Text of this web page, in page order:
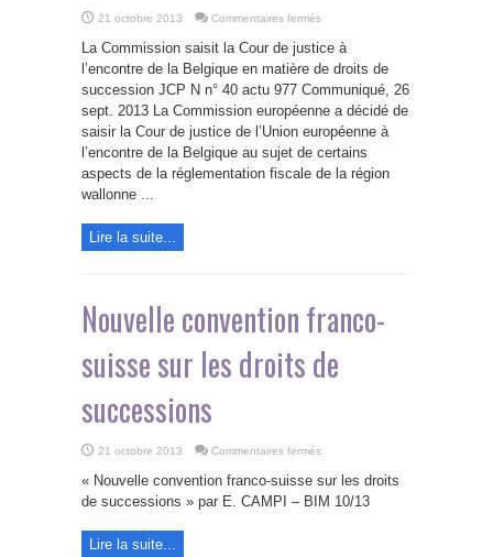
21 octobre 2013 Commentaires fermés
Commission
saisit
la
Cour
de
à
l’encontre
de
la
en
La Commission saisit la Cour de justice à
l’encontre de la Belgique en matière de droits de
succession JCP N n° 40 actu 977 Communiqué, 26
sept. 2013 La Commission européenne a décidé de
saisir la Cour de justice de l’Union européenne à
l’encontre de la Belgique au sujet de certains
aspects de la réglementation fiscale de la région
wallonne ...
Lire la suite...
Nouvelle convention franco-
suisse sur les droits de
successions
21 octobre 2013 Commentaires fermés
convention
franco-
suisse
sur
« Nouvelle convention franco-suisse sur les droits
de successions » par E. CAMPI – BIM 10/13
Lire la suite...